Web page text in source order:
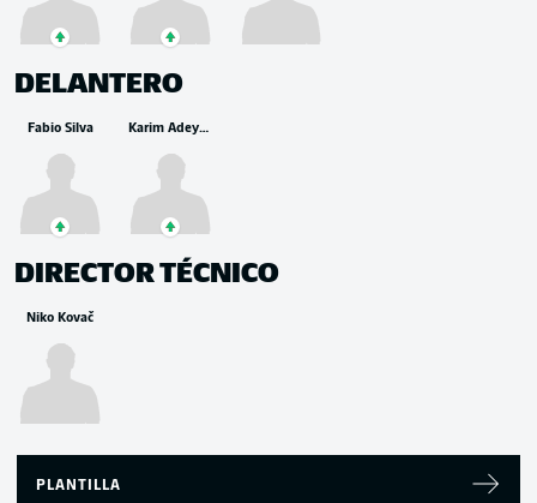
DELANTERO
Fabio Silva Karim Adeyemi
DIRECTOR TÉCNICO
Niko Kovač
PLANTILLA